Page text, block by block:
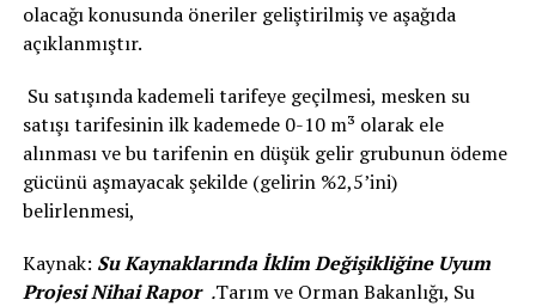
olacağı konusunda öneriler geliştirilmiş ve aşağıda
açıklanmıştır.
Su satışında kademeli tarifeye geçilmesi, mesken su
satışı tarifesinin ilk kademede 0-10 m³ olarak ele
alınması ve bu tarifenin en düşük gelir grubunun ödeme
gücünü aşmayacak şekilde (gelirin %2,5’ini)
belirlenmesi,
Kaynak: Su Kaynaklarında İklim Değişikliğine Uyum
Projesi Nihai Rapor .Tarım ve Orman Bakanlığı, Su